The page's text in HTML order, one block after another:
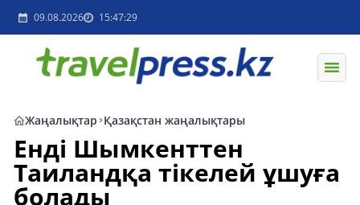
09.08.2026 15:47:29
Жаңалықтар Қазақстан жаңалықтары
Енді Шымкенттен
Таиландқа тікелей ұшуға
болады